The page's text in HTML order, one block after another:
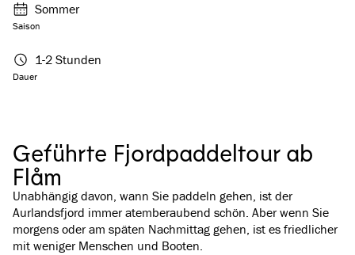
Saison
Sommer
Dauer
1-2 Stunden
Geführte Fjordpaddeltour ab
Flåm
Unabhängig davon, wann Sie paddeln gehen, ist der
Aurlandsfjord immer atemberaubend schön. Aber wenn Sie
morgens oder am späten Nachmittag gehen, ist es friedlicher
mit weniger Menschen und Booten.